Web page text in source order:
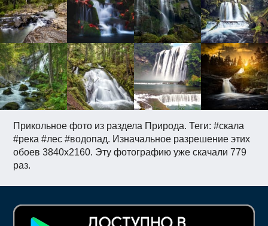
Прикольное фото из раздела Природа. Теги: #скала
#река #лес #водопад. Изначальное разрешение этих
обоев 3840x2160. Эту фотографию уже скачали 779
раз.